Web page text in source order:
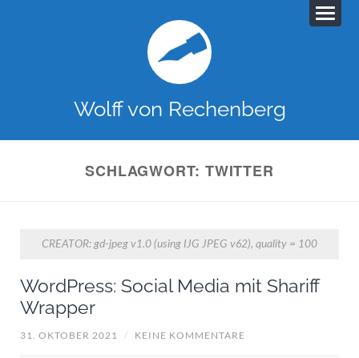
Wolff von Rechenberg
SCHLAGWORT: TWITTER
CREATOR: gd-jpeg v1.0 (using IJG JPEG v62), quality = 100
WordPress: Social Media mit Shariff
Wrapper
31. OKTOBER 2021 / KEINE KOMMENTARE